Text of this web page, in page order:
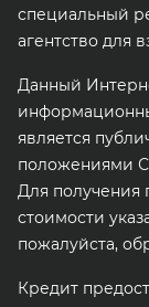
специальный
агентство для
Данный
является
положениями
Для
стоимости
пожалуйста,
Кредит